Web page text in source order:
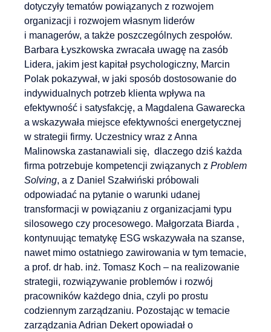
dotyczyły tematów powiązanych z rozwojem
organizacji i rozwojem własnym liderów
i managerów, a także poszczególnych zespołów.
Barbara Łyszkowska zwracała uwagę na zasób
Lidera, jakim jest kapitał psychologiczny, Marcin
Polak pokazywał, w jaki sposób dostosowanie do
indywidualnych potrzeb klienta wpływa na
efektywność i satysfakcję, a Magdalena Gawarecka
a wskazywała miejsce efektywności energetycznej
w strategii firmy. Uczestnicy wraz z Anna
Malinowska zastanawiali się, dlaczego dziś każda
firma potrzebuje kompetencji związanych z Problem
Solving, a z Daniel Szałwiński próbowali
odpowiadać na pytanie o warunki udanej
transformacji w powiązaniu z organizacjami typu
silosowego czy procesowego. Małgorzata Biarda ,
kontynuując tematykę ESG wskazywała na szanse,
nawet mimo ostatniego zawirowania w tym temacie,
a prof. dr hab. inż. Tomasz Koch – na realizowanie
strategii, rozwiązywanie problemów i rozwój
pracowników każdego dnia, czyli po prostu
codziennym zarządzaniu. Pozostając w temacie
zarządzania Adrian Dekert opowiadał o